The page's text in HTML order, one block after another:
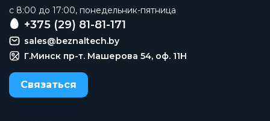
c 8:00 до 17:00, понедельник-пятница
+375 (29) 81-81-171
sales@beznaltech.by
Г.Минск пр-т. Машерова 54, оф. 11H
Связаться